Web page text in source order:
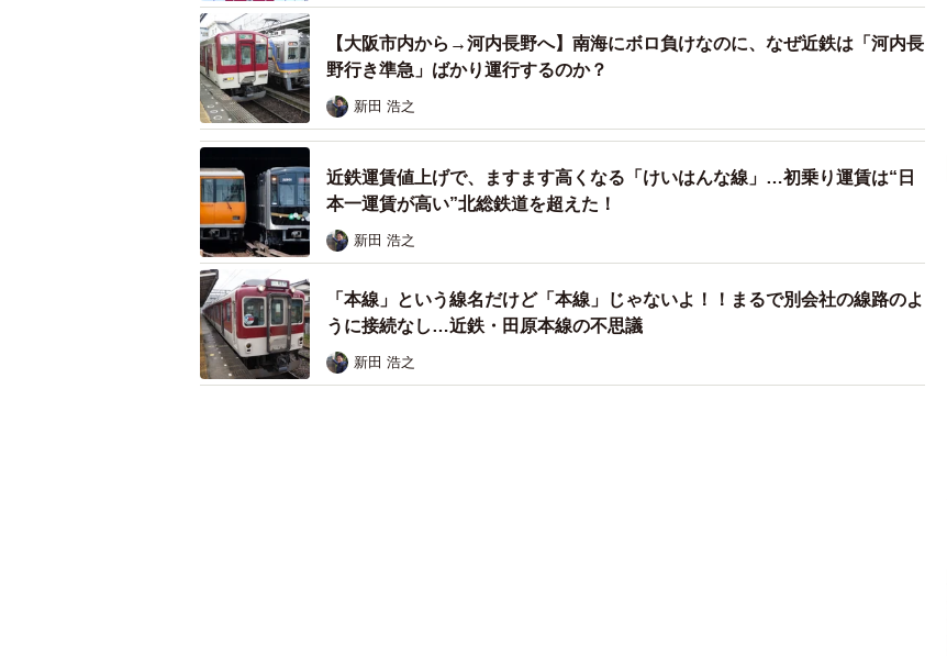
【大阪市内から→河内長野へ】南海にボロ負けなのに、なぜ近鉄は「河内長
野行き準急」ばかり運行するのか？
新田 浩之
近鉄運賃値上げで、ますます高くなる「けいはんな線」…初乗り運賃は“日
本一運賃が高い”北総鉄道を超えた！
新田 浩之
「本線」という線名だけど「本線」じゃないよ！！まるで別会社の線路のよ
うに接続なし…近鉄・田原本線の不思議
新田 浩之